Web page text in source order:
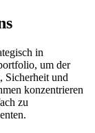
in
um der
Sicherheit und
konzentrieren
zu